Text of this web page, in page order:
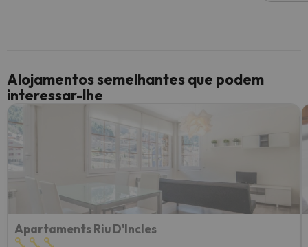
Alojamentos semelhantes que podem
interessar-lhe
Apartaments Riu D'Incles